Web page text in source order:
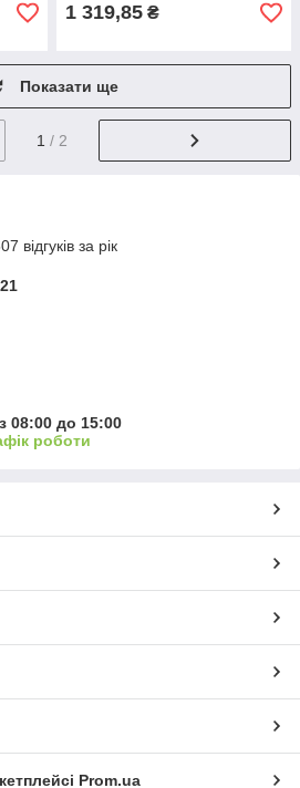
1 319,85 ₴
Показати ще
1 / 2
відгуків за рік
08:00 до 15:00
роботи
Prom.ua